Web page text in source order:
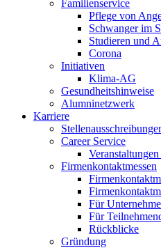
Familienservice
Pflege von
Schwanger im
Studieren und
Corona
Initiativen
Klima-AG
Gesundheitshinweise
Alumninetzwerk
Karriere
Career Service
Firmenkontaktmessen
Für
Für
Rückblicke
Gründung